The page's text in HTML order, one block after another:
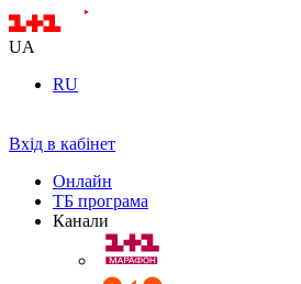
UA
RU
Вхід в кабінет
Онлайн
ТБ програма
Канали